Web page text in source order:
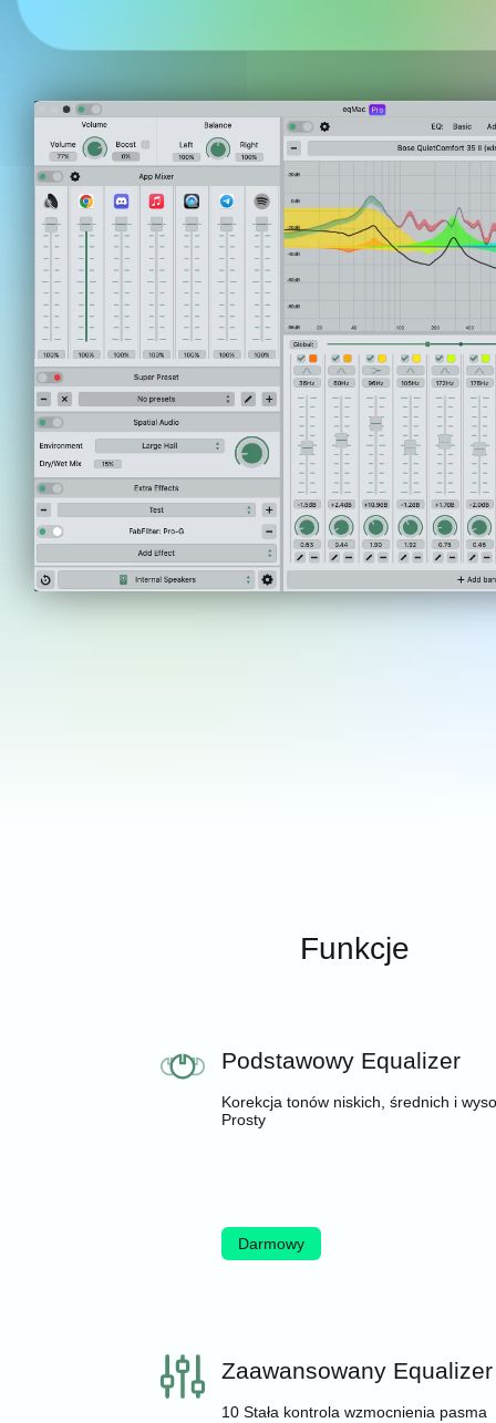
Funkcje
Podstawowy Equalizer
Korekcja tonów niskich, średnich i
Prosty
Darmowy
Zaawansowany Equalizer
10 Stała kontrola wzmocnienia pasma